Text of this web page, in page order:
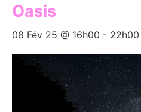
Oasis
08 Fév 25 @ 16h00 - 22h00